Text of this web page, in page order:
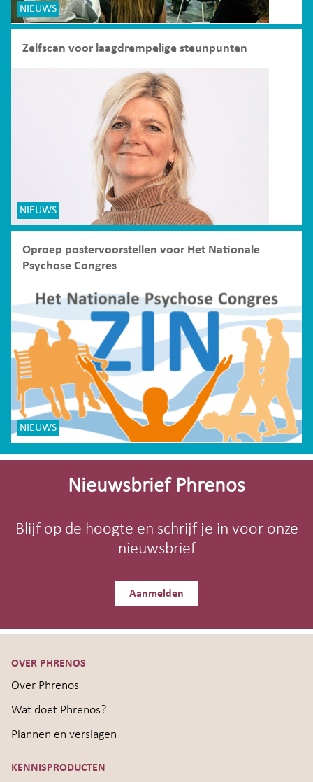
NIEUWS
Zelfscan voor laagdrempelige steunpunten
NIEUWS
Oproep postervoorstellen voor Het Nationale
Psychose Congres
NIEUWS
Site-
Nieuwsbrief Phrenos
Blijf op de hoogte en schrijf je in voor onze
nieuwsbrief
Aanmelden
OVER PHRENOS
Over Phrenos
Wat doet Phrenos?
Plannen en verslagen
KENNISPRODUCTEN